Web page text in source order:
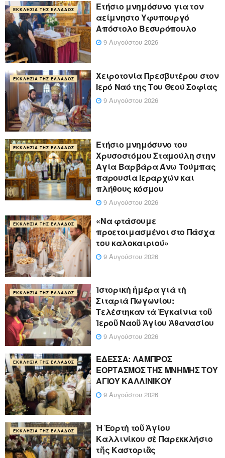
ΕΚΚΛΗΣΊΑ ΤΗΣ ΕΛΛΆΔΟΣ
Ετήσιο μνημόσυνο για τον
αείμνηστο Υφυπουργό
Απόστολο Βεσυρόπουλο
9 Αυγούστου 2026
ΕΚΚΛΗΣΊΑ ΤΗΣ ΕΛΛΆΔΟΣ
Χειροτονία Πρεσβυτέρου στον
Ιερό Ναό της Του Θεού Σοφίας
9 Αυγούστου 2026
ΕΚΚΛΗΣΊΑ ΤΗΣ ΕΛΛΆΔΟΣ
Ετήσιο μνημόσυνο του
Χρυσοστόμου Σταμούλη στην
Αγία Βαρβάρα Άνω Τούμπας
παρουσία Ιεραρχών και
πλήθους κόσμου
9 Αυγούστου 2026
ΕΚΚΛΗΣΊΑ ΤΗΣ ΕΛΛΆΔΟΣ
«Να φτάσουμε
προετοιμασμένοι στο Πάσχα
του καλοκαιριού»
9 Αυγούστου 2026
ΕΚΚΛΗΣΊΑ ΤΗΣ ΕΛΛΆΔΟΣ
Ἱστορικὴ ἡμέρα γιὰ τὴ
Σιταριὰ Πωγωνίου:
Τελέστηκαν τὰ Ἐγκαίνια τοῦ
Ἱεροῦ Ναοῦ Ἁγίου Ἀθανασίου
9 Αυγούστου 2026
ΕΚΚΛΗΣΊΑ ΤΗΣ ΕΛΛΆΔΟΣ
ΕΔΕΣΣΑ: ΛΑΜΠΡΟΣ
ΕΟΡΤΑΣΜΟΣ ΤΗΣ ΜΝΗΜΗΣ ΤΟΥ
ΑΓΙΟΥ ΚΑΛΛΙΝΙΚΟΥ
9 Αυγούστου 2026
ΕΚΚΛΗΣΊΑ ΤΗΣ ΕΛΛΆΔΟΣ
Ἡ Ἑορτὴ τοῦ Ἁγίου
Καλλινίκου σὲ Παρεκκλήσιο
τῆς Καστοριᾶς